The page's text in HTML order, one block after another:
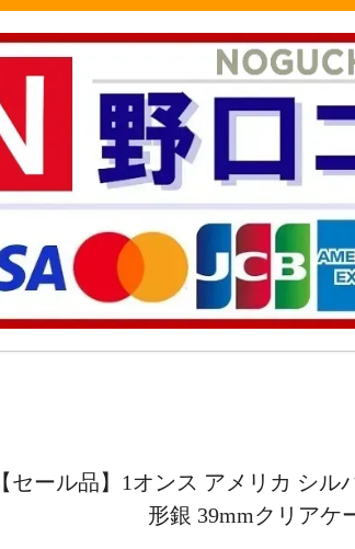
【セール品】1オンス アメリカ シ
形銀 39mmクリアケ